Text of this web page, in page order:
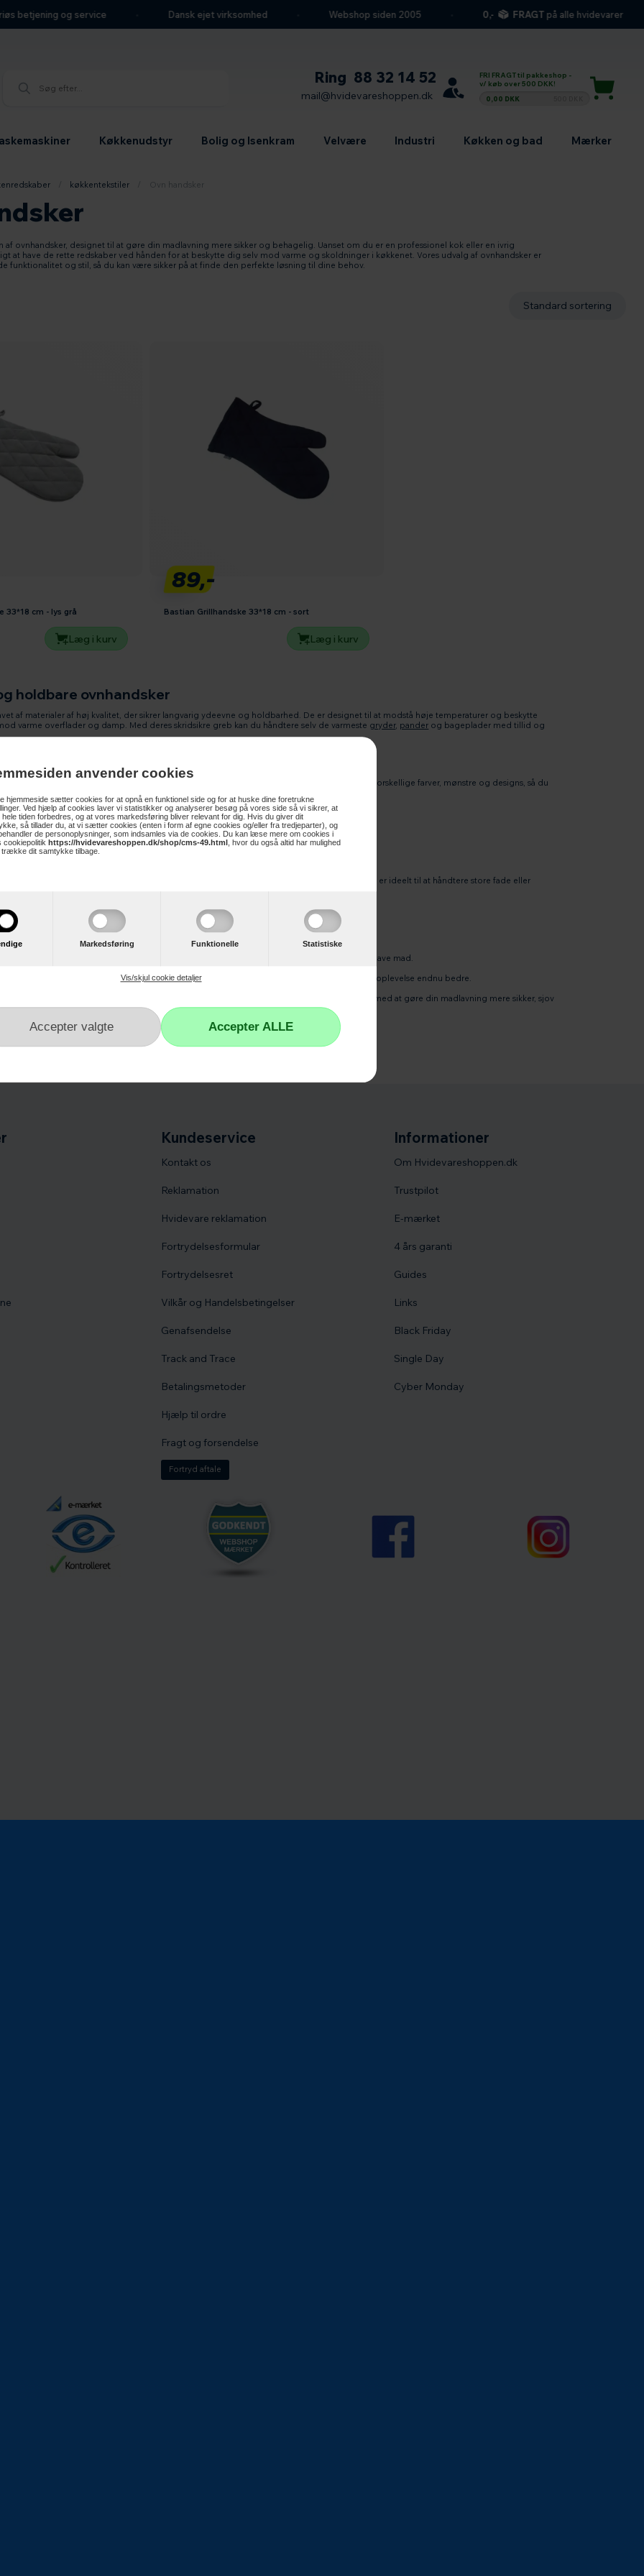
anvender cookies
hjemmeside sætter cookies for at opnå en funktionel side og for at huske dine foretrukne
Ved hjælp af cookies laver vi statistikker og analyserer besøg på vores side så vi sikrer, at
hele tiden forbedres, og at vores markedsføring bliver relevant for dig. Hvis du giver dit
så tillader du, at vi sætter cookies (enten i form af egne cookies og/eller fra tredjeparter), og
de personoplysninger, som indsamles via de cookies. Du kan læse mere om cookies i
cookiepolitik https://hvidevareshoppen.dk/shop/cms-49.html , hvor du også altid har mulighed
trække dit samtykke tilbage.
Markedsføring Funktionelle Statistiske
Vis/skjul cookie detaljer
betjening og service Dansk ejet virksomhed Webshop siden 2005 FRAGTpå alle hvidevarer
Ring 88 32 14 52
mail@hvidevareshoppen.dk
FRI FRAGT til pakkeshop -
v/ køb over 500 DKK!
0,00 DKK
Køkkenudstyr Bolig og Isenkram Velvære Industri Køkken og bad Mærker
køkkentekstiler Ovn handsker
af ovnhandsker, designet til at gøre din madlavning mere sikker og behagelig. Uanset om du er en professionel kok eller en ivrig
at have de rette redskaber ved hånden for at beskytte dig selv mod varme og skoldninger i køkkenet. Vores udvalg af ovnhandsker er
funktionalitet og stil, så du kan være sikker på at finde den perfekte løsning til dine behov.
33*18 cm - lys grå
Læg i kurv
89,-
Bastian Grillhandske 33*18 cm - sort
Læg i kurv
holdbare ovnhandsker
af materialer af høj kvalitet, der sikrer langvarig ydeevne og holdbarhed. De er designet til at modstå høje temperaturer og beskytte
varme overflader og damp. Med deres skridsikre greb kan du håndtere selv de varmeste gryder, pander og bageplader med tillid og
ikke behøver at gå på kompromis med stil. Derfor tilbyder vi et udvalg af ovnhandsker i forskellige farver, mønstre og designs, så du
perfekt til din personlige smag og dit køkkenindretning.
en klassisk og tidløs stil eller noget mere moderne og trendy, har vi noget for enhver smag.
kan du være sikker på en allround beskyttelse, der går ud over blot at beskytte dine hænder.
er designet med ekstra længde for at give beskyttelse til dine underarme og håndled, hvilket er ideelt til at håndtere store fade eller
ovn.
nemme at rengøre og vedligeholde, så de altid er klar til brug.
kun praktiske
, de er også en fremragende gaveidé til enhver, der elsker at lave mad.
med et sæt stilfulde og funktionelle ovnhandsker, der vil gøre deres madlavningsoplevelse endnu bedre.
kok eller bare elsker at eksperimentere i køkkenet, vil vores udvalg af ovnhandsker hjælpe med at gøre din madlavning mere sikker, sjov
sortiment i dag og find dine nye favorit ovnhandsker!
Kundeservice
Kontakt os
Reklamation
Hvidevare reklamation
Fortrydelsesformular
Fortrydelsesret
Vilkår og Handelsbetingelser
Genafsendelse
Track and Trace
Betalingsmetoder
Hjælp til ordre
Fragt og forsendelse
Fortryd aftale
Informationer
Om Hvidevareshoppen.dk
Trustpilot
E-mærket
4 års garanti
Guides
Links
Black Friday
Single Day
Cyber Monday